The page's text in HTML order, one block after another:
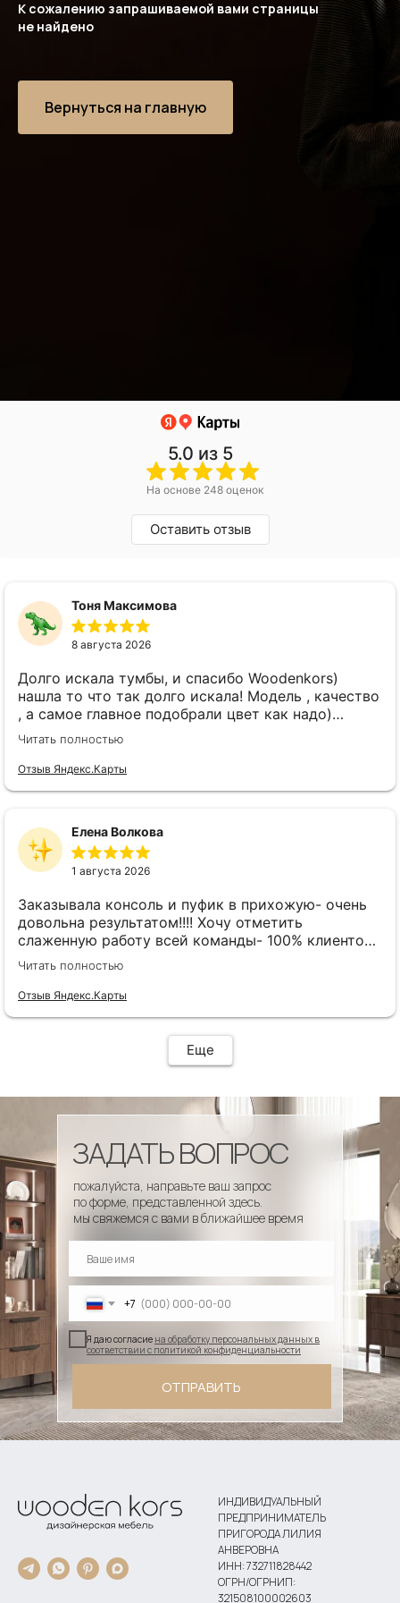
К сожалению запрашиваемой вами страницы
не найдено
Вернуться на главную
5.0 из 5
На основе 248 оценок
Оставить отзыв
Тоня Максимова
8 августа 2026
Долго искала тумбы, и спасибо Woodenkors)
нашла то что так долго искала! Модель , качество
, а самое главное подобрали цвет как надо)
спасибо большое! Отдельное спасибо Виктору!
Читать полностью
Отзыв Яндекс.Карты
Елена Волкова
1 августа 2026
Заказывала консоль и пуфик в прихожую- очень
довольна результатом!!!! Хочу отметить
слаженную работу всей команды- 100% клиенто
ориентированная команда!!!! При заказе
внимательно слушают заказчика , что очень
облегчает подбор материала и цвета. Четкая
Читать полностью
Отзыв Яндекс.Карты
Еще
+7
Я даю согласие на обработку персональных данных в
соответствии с политикой конфиденциальности
ОТПРАВИТЬ
пожалуйста, направьте ваш запрос
по форме, представленной здесь.
мы свяжемся с вами в ближайшее время
ЗАДАТЬ ВОПРОС
ИНДИВИДУАЛЬНЫЙ
ПРЕДПРИНИМАТЕЛЬ
ПРИГОРОДА ЛИЛИЯ
АНВЕРОВНА
ИНН: 732711828442
ОГРН/ОГРНИП:
321508100002603